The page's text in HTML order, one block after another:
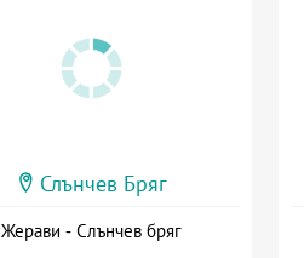
Слънчев Бряг
Жерави - Слънчев бряг